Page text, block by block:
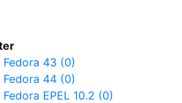
Fedora 43 (0)
Fedora 44 (0)
Fedora EPEL 10.2 (0)